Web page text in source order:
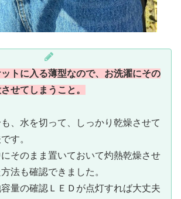
トに入る薄型なので、お洗濯にその
せてしまうこと。
、水を切って、しっかり乾燥させて
す。
そのまま置いておいて灼熱乾燥させ
法も確認できました。
量の確認ＬＥＤが点灯すれば大丈夫